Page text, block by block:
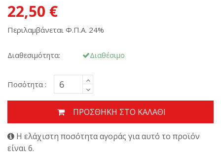
22,50 €
Περιλαμβάνεται Φ.Π.Α. 24%
Διαθεσιμότητα: Διαθέσιμο
Ποσότητα :
ΠΡΟΣΘΉΚΗ ΣΤΟ ΚΑΛΆΘΙ
Η ελάχιστη ποσότητα αγοράς για αυτό το προϊόν
είναι 6.